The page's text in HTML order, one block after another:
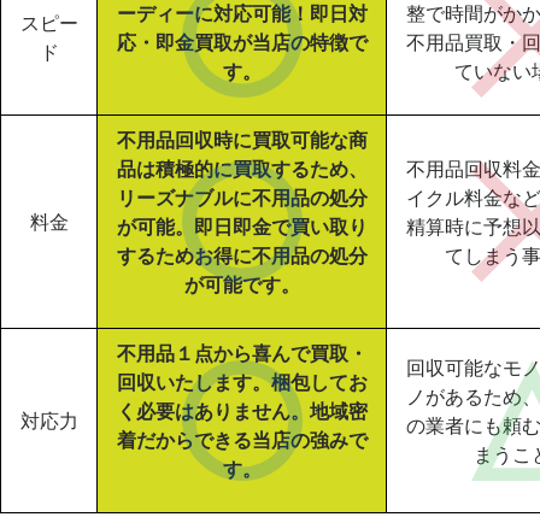
スピー
ド
ーディーに対応可能！即日対
応・即金買取が当店の特徴で
す。
整で時間がか
不用品買取・
ていない
料金
不用品回収時に買取可能な商
品は積極的に買取するため、
リーズナブルに不用品の処分
が可能。即日即金で買い取り
するためお得に不用品の処分
が可能です。
不用品回収料
イクル料金な
精算時に予想
てしまう
対応力
不用品１点から喜んで買取・
回収いたします。梱包してお
く必要はありません。地域密
着だからできる当店の強みで
す。
回収可能なモ
ノがあるため
の業者にも頼
まうこ